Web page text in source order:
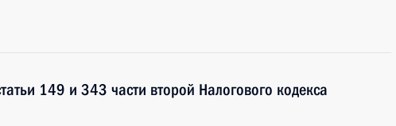
149 и 343 части второй Налогового кодекса